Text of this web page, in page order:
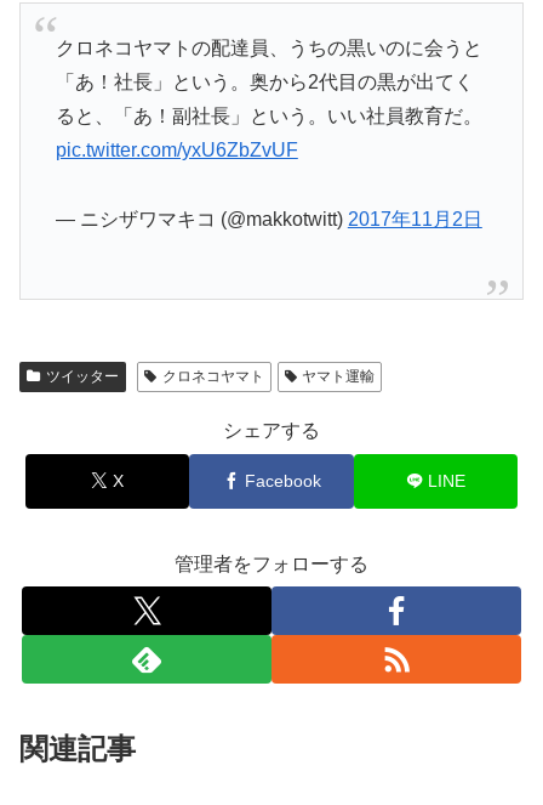
クロネコヤマトの配達員、うちの黒いのに会うと
「あ！社長」という。奥から2代目の黒が出てく
ると、「あ！副社長」という。いい社員教育だ。
pic.twitter.com/yxU6ZbZvUF
— ニシザワマキコ (@makkotwitt) 2017年11月2日
ツイッター クロネコヤマト ヤマト運輸
シェアする
X Facebook LINE
管理者をフォローする
関連記事